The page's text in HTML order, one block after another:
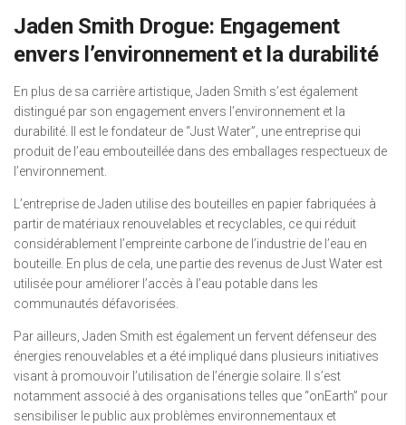
Jaden Smith Drogue: Engagement
envers l’environnement et la durabilité
En plus de sa carrière artistique, Jaden Smith s’est également
distingué par son engagement envers l’environnement et la
durabilité. Il est le fondateur de “Just Water”, une entreprise qui
produit de l’eau embouteillée dans des emballages respectueux de
l’environnement.
L’entreprise de Jaden utilise des bouteilles en papier fabriquées à
partir de matériaux renouvelables et recyclables, ce qui réduit
considérablement l’empreinte carbone de l’industrie de l’eau en
bouteille. En plus de cela, une partie des revenus de Just Water est
utilisée pour améliorer l’accès à l’eau potable dans les
communautés défavorisées.
Par ailleurs, Jaden Smith est également un fervent défenseur des
énergies renouvelables et a été impliqué dans plusieurs initiatives
visant à promouvoir l’utilisation de l’énergie solaire. Il s’est
notamment associé à des organisations telles que “onEarth” pour
sensibiliser le public aux problèmes environnementaux et